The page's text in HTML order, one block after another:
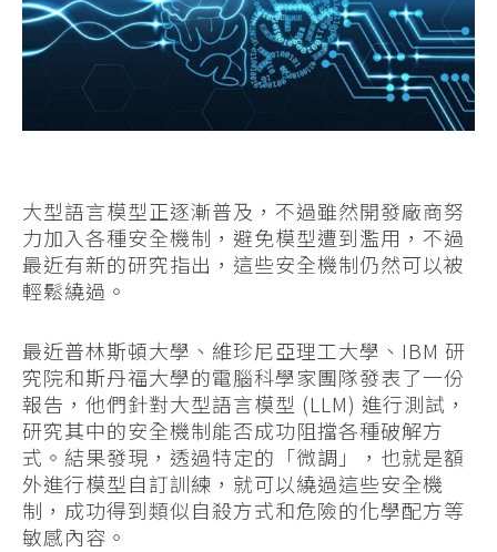
大型語言模型正逐漸普及，不過雖然開發廠商努
力加入各種安全機制，避免模型遭到濫用，不過
最近有新的研究指出，這些安全機制仍然可以被
輕鬆繞過。
最近普林斯頓大學、維珍尼亞理工大學、IBM 研
究院和斯丹福大學的電腦科學家團隊發表了一份
報告，他們針對大型語言模型 (LLM) 進行測試，
研究其中的安全機制能否成功阻擋各種破解方
式。結果發現，透過特定的「微調」，也就是額
外進行模型自訂訓練，就可以繞過這些安全機
制，成功得到類似自殺方式和危險的化學配方等
敏感內容。